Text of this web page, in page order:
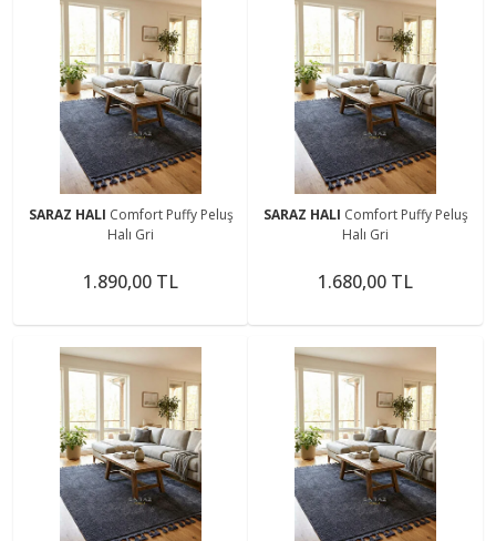
SARAZ HALI Comfort Puffy Peluş
Halı Gri
1.890,00 TL
SARAZ HALI Comfort Puffy Peluş
Halı Gri
1.680,00 TL